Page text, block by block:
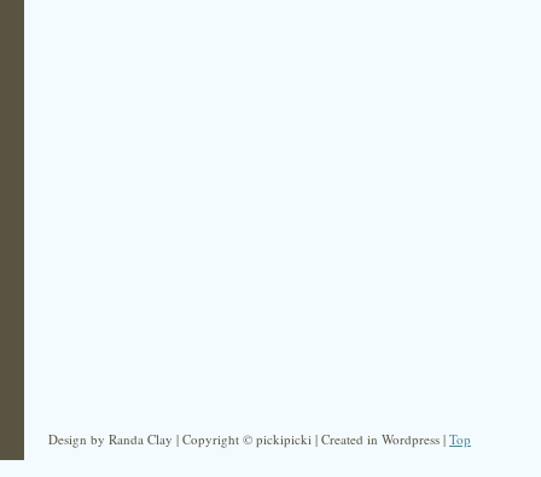
Design by Randa Clay | Copyright © pickipicki | Created in Wordpress | Top